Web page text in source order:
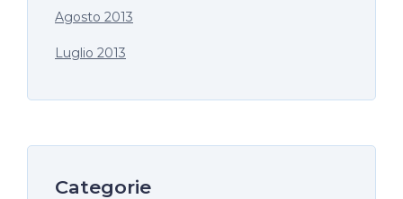
Agosto 2013
Luglio 2013
Categorie